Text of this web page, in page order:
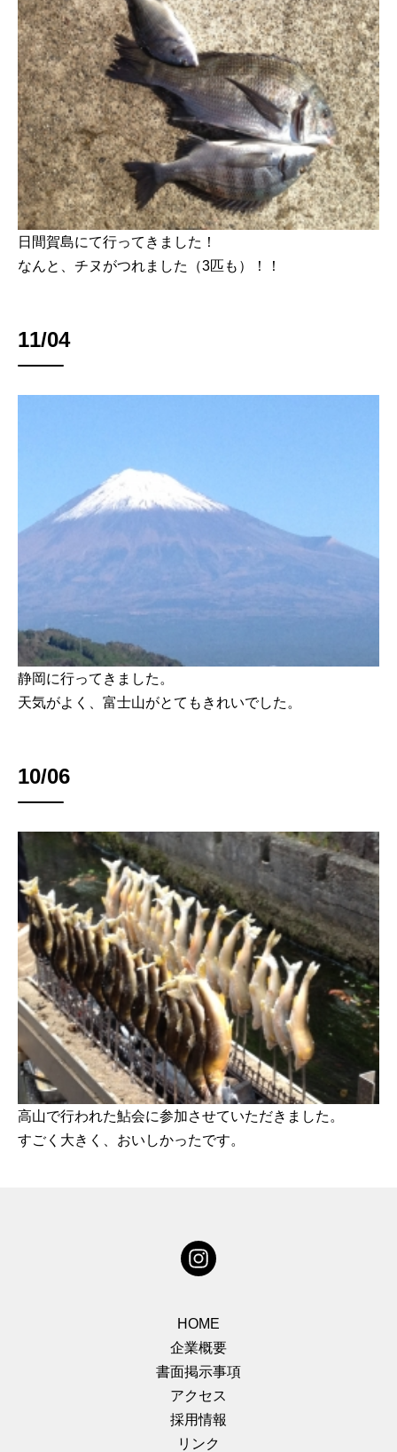
日間賀島にて行ってきました！
なんと、チヌがつれました（3匹も）！！
11/04
静岡に行ってきました。
天気がよく、富士山がとてもきれいでした。
10/06
高山で行われた鮎会に参加させていただきました。
すごく大きく、おいしかったです。
HOME
企業概要
書面掲示事項
アクセス
採用情報
リンク